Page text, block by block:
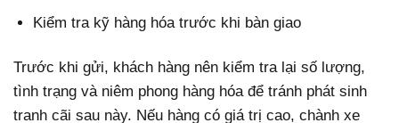
Kiểm tra kỹ hàng hóa trước khi bàn giao
Trước khi gửi, khách hàng nên kiểm tra lại số lượng,
tình trạng và niêm phong hàng hóa để tránh phát sinh
tranh cãi sau này. Nếu hàng có giá trị cao, chành xe